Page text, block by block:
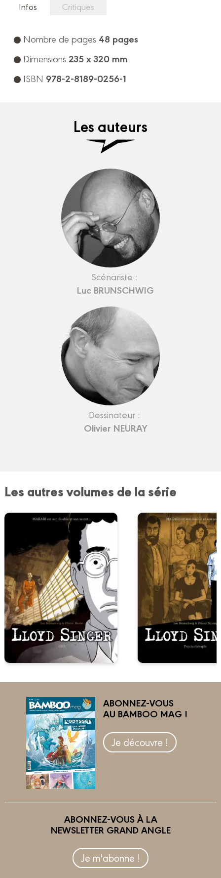
Infos Critiques
Nombre de pages 48 pages
Dimensions 235 x 320 mm
ISBN 978-2-8189-0256-1
Les auteurs
Scénariste :
Luc BRUNSCHWIG
Dessinateur :
Olivier NEURAY
Les autres volumes de la série
ABONNEZ-VOUS
AU BAMBOO MAG !
Je découvre !
ABONNEZ-VOUS À LA
NEWSLETTER GRAND ANGLE
Je m'abonne !